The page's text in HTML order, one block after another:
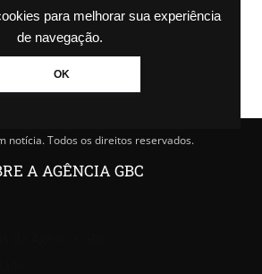
para melhorar sua experiência
de navegação.
OK
Moreira morre aos 97 anos
GBC - 03/10/2024 - 09h40
notícia. Todos os direitos reservados.
A AGÊNCIA GBC